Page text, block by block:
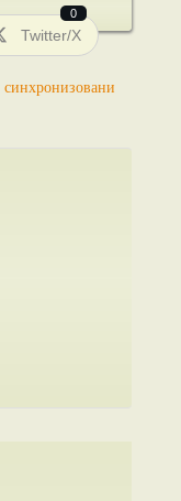
Twitter/X
0
синхронизовани